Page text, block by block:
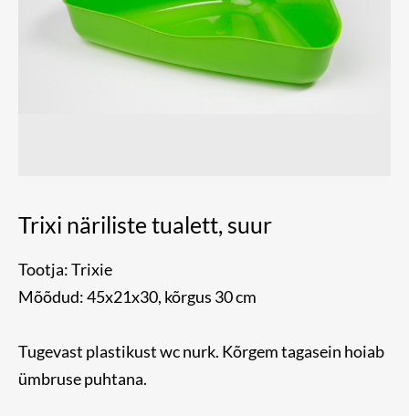
Trixi näriliste tualett, suur
Tootja: Trixie
Mõõdud: 45x21x30, kõrgus 30 cm
Tugevast plastikust wc nurk. Kõrgem tagasein hoiab
ümbruse puhtana.